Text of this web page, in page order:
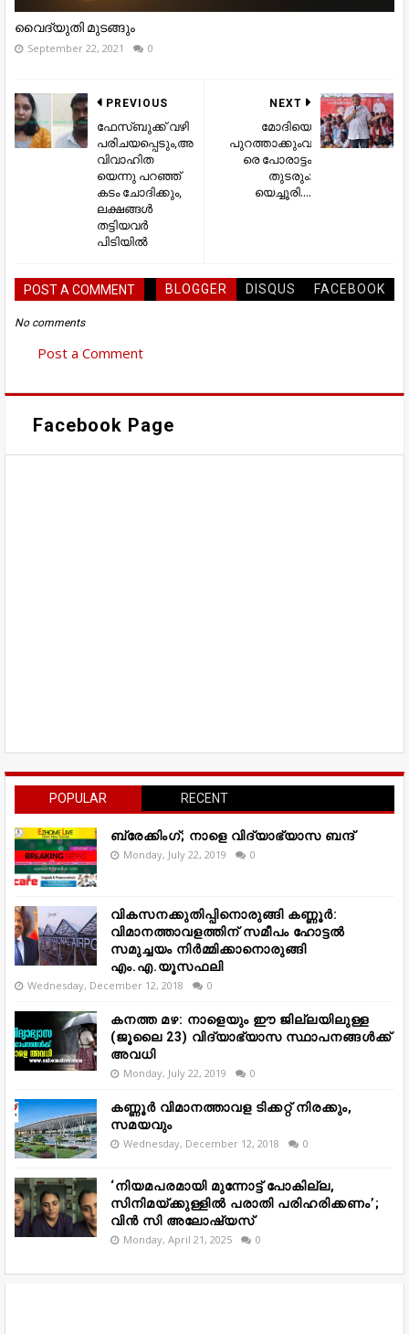
വൈദ്യുതി മുടങ്ങും
September 22, 2021 0
NEXT
മോദിയെ
പുറത്താക്കുംവ
രെ പോരാട്ടം
തുടരും:
യെച്ചൂരി....
PREVIOUS
ഫേസ്ബുക്ക് വഴി
പരിചയപ്പെടും,അ
വിവാഹിത
യെന്നു പറഞ്ഞ്
കടം ചോദിക്കും,
ലക്ഷങ്ങൾ
തട്ടിയവർ
പിടിയിൽ
POST A COMMENT BLOGGER DISQUS FACEBOOK
No comments
Post a Comment
Facebook Page
POPULAR RECENT
ബ്രേക്കിംഗ്; നാളെ വിദ്യാഭ്യാസ ബന്ദ്
Monday, July 22, 2019 0
വികസനക്കുതിപ്പിനൊരുങ്ങി കണ്ണൂർ:
വിമാനത്താവളത്തിന് സമീപം ഹോട്ടൽ
സമുച്ചയം നിർമ്മിക്കാനൊരുങ്ങി
എം.എ.യൂസഫലി
Wednesday, December 12, 2018 0
കനത്ത മഴ: നാളെയും ഈ ജില്ലയിലുള്ള
(ജൂലൈ 23) വിദ്യാഭ്യാസ സ്ഥാപനങ്ങൾക്ക്
അവധി
Monday, July 22, 2019 0
കണ്ണൂർ വിമാനത്താവള ടിക്കറ്റ് നിരക്കും,
സമയവും
Wednesday, December 12, 2018 0
‘നിയമപരമായി മുന്നോട്ട് പോകില്ല,
സിനിമയ്ക്കുള്ളിൽ പരാതി പരിഹരിക്കണം’;
വിൻ സി അലോഷ്യസ്
Monday, April 21, 2025 0